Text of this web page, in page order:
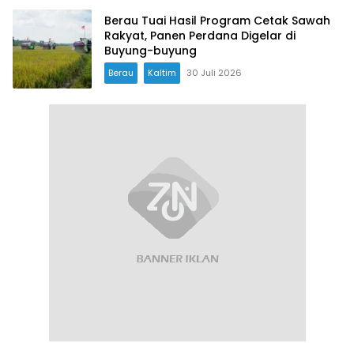
Berau Tuai Hasil Program Cetak Sawah
Rakyat, Panen Perdana Digelar di
Buyung-buyung
Berau Kaltim 30 Juli 2026